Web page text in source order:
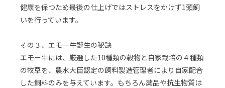
健康を保つため最後の仕上げではストレスをかけず1頭飼
いを行っています。
その３、エモー牛誕生の秘訣
エモー牛には、厳選した10種類の穀物と自家栽培の４種類
の牧草を、農水大臣認定の飼料製造管理者により自家配合
した飼料のみを与えています。もちろん薬品や抗生物質は